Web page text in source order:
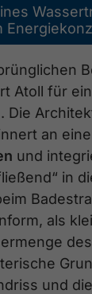
Atoll für
. Die
an
und
in
als
und die